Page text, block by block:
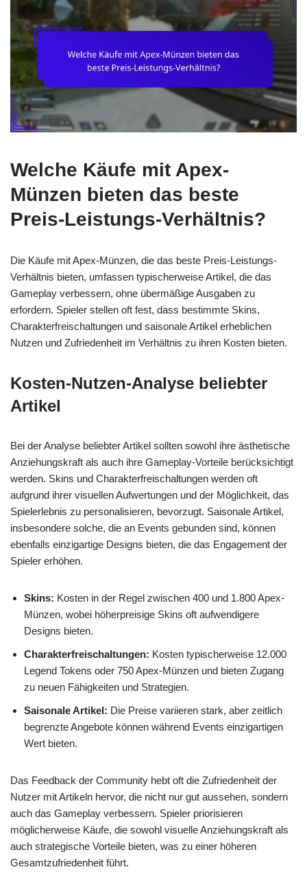
Welche Käufe mit Apex-
Münzen bieten das beste
Preis-Leistungs-Verhältnis?
Die Käufe mit Apex-Münzen, die das beste Preis-Leistungs-
Verhältnis bieten, umfassen typischerweise Artikel, die das
Gameplay verbessern, ohne übermäßige Ausgaben zu
erfordern. Spieler stellen oft fest, dass bestimmte Skins,
Charakterfreischaltungen und saisonale Artikel erheblichen
Nutzen und Zufriedenheit im Verhältnis zu ihren Kosten bieten.
Kosten-Nutzen-Analyse beliebter
Artikel
Bei der Analyse beliebter Artikel sollten sowohl ihre ästhetische
Anziehungskraft als auch ihre Gameplay-Vorteile berücksichtigt
werden. Skins und Charakterfreischaltungen werden oft
aufgrund ihrer visuellen Aufwertungen und der Möglichkeit, das
Spielerlebnis zu personalisieren, bevorzugt. Saisonale Artikel,
insbesondere solche, die an Events gebunden sind, können
ebenfalls einzigartige Designs bieten, die das Engagement der
Spieler erhöhen.
Skins: Kosten in der Regel zwischen 400 und 1.800 Apex-
Münzen, wobei höherpreisige Skins oft aufwendigere
Designs bieten.
Charakterfreischaltungen: Kosten typischerweise 12.000
Legend Tokens oder 750 Apex-Münzen und bieten Zugang
zu neuen Fähigkeiten und Strategien.
Saisonale Artikel: Die Preise variieren stark, aber zeitlich
begrenzte Angebote können während Events einzigartigen
Wert bieten.
Das Feedback der Community hebt oft die Zufriedenheit der
Nutzer mit Artikeln hervor, die nicht nur gut aussehen, sondern
auch das Gameplay verbessern. Spieler priorisieren
möglicherweise Käufe, die sowohl visuelle Anziehungskraft als
auch strategische Vorteile bieten, was zu einer höheren
Gesamtzufriedenheit führt.